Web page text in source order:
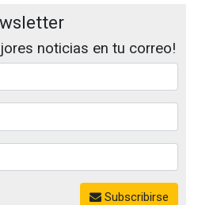
noticias en tu correo!
Subscribirse